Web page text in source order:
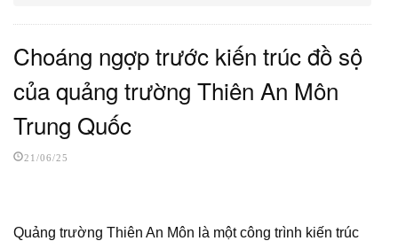
Choáng ngợp trước kiến trúc đồ sộ
của quảng trường Thiên An Môn
Trung Quốc
21/06/25
Quảng trường Thiên An Môn là một công trình kiến trúc